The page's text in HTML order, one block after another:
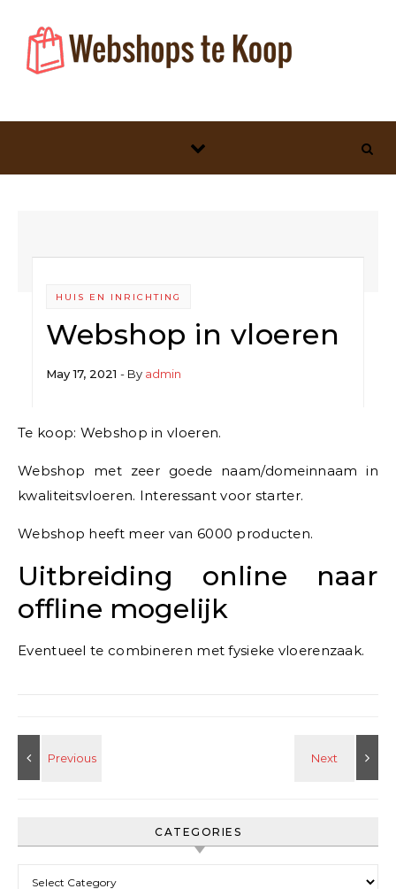
HUIS EN INRICHTING
Webshop in vloeren
May 17, 2021 - By admin
Te koop: Webshop in vloeren.
Webshop met zeer goede naam/domeinnaam in
kwaliteitsvloeren. Interessant voor starter.
Webshop heeft meer van 6000 producten.
Uitbreiding online naar
offline mogelijk
Eventueel te combineren met fysieke vloerenzaak.
CATEGORIES